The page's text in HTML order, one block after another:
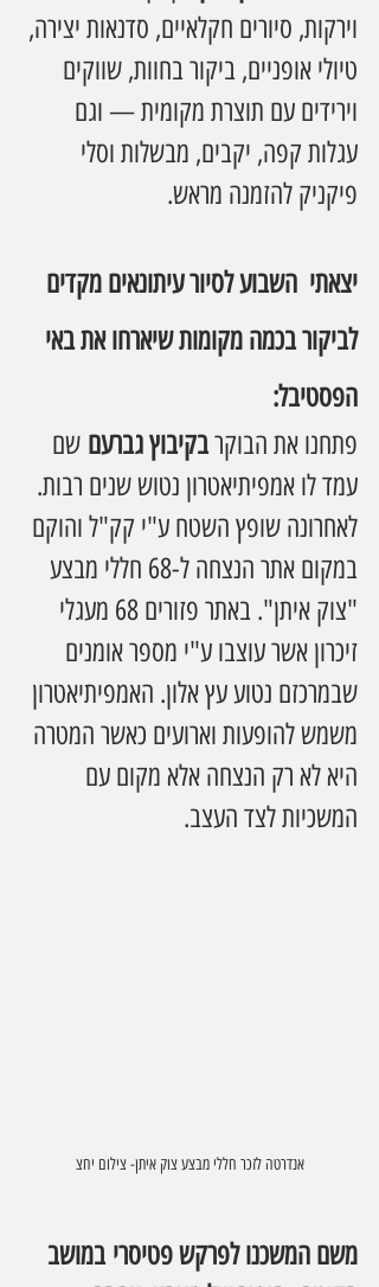
וירקות, סיורים חקלאיים, סדנאות יצירה,
טיולי אופניים, ביקור בחוות, שווקים
וירידים עם תוצרת מקומית — וגם
עגלות קפה, יקבים, מבשלות וסלי
פיקניק להזמנה מראש.
יצאתי  השבוע לסיור עיתונאים מקדים
לביקור בכמה מקומות שיארחו את באי
הפסטיבל:
פתחנו את הבוקר בקיבוץ גברעם שם
עמד לו אמפיתיאטרון נטוש שנים רבות.
לאחרונה שופץ השטח ע"י קק"ל והוקם
במקום אתר הנצחה ל-68 חללי מבצע
"צוק איתן". באתר פזורים 68 מעגלי
זיכרון אשר עוצבו ע"י מספר אומנים
שבמרכזם נטוע עץ אלון. האמפיתיאטרון
משמש להופעות וארועים כאשר המטרה
היא לא רק הנצחה אלא מקום עם
המשכיות לצד העצב.
אנדרטה לזכר חללי מבצע צוק איתן- צילום יחצ
משם המשכנו לפרקש פטיסרי במושב